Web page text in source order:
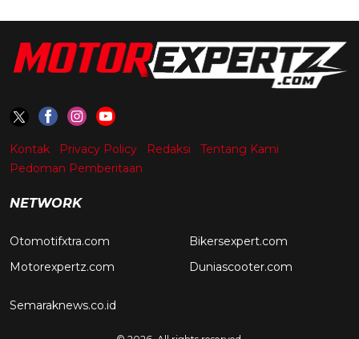
Kontak Privacy Policy Redaksi
Tentang Kami
Pedoman Pemberitaan
NETWORK
Otomotifxtra.com
Motorexpertz.com
Bikersexpert.com
Duniascooter.com
Semaraknews.co.id